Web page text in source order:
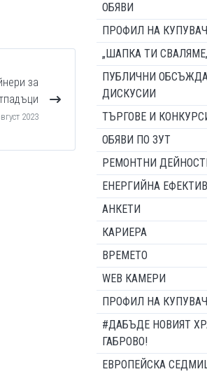
за
2023
ОБЯВИ
ПРОФИЛ НА
„ШАПКА ТИ
ПУБЛИЧНИ
ДИСКУСИИ
ТЪРГОВЕ И
ОБЯВИ ПО ЗУТ
РЕМОНТНИ
ЕНЕРГИЙНА
АНКЕТИ
КАРИЕРА
ВРЕМЕТО
WEB КАМЕРИ
ПРОФИЛ НА
#ДАБЪДЕ НОВИЯТ
ГАБРОВО!
ЕВРОПЕЙСКА